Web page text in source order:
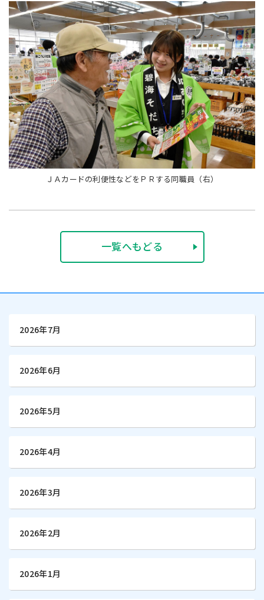
ＪＡカードの利便性などをＰＲする同職員（右）
一覧へもどる
2026年7月
2026年6月
2026年5月
2026年4月
2026年3月
2026年2月
2026年1月